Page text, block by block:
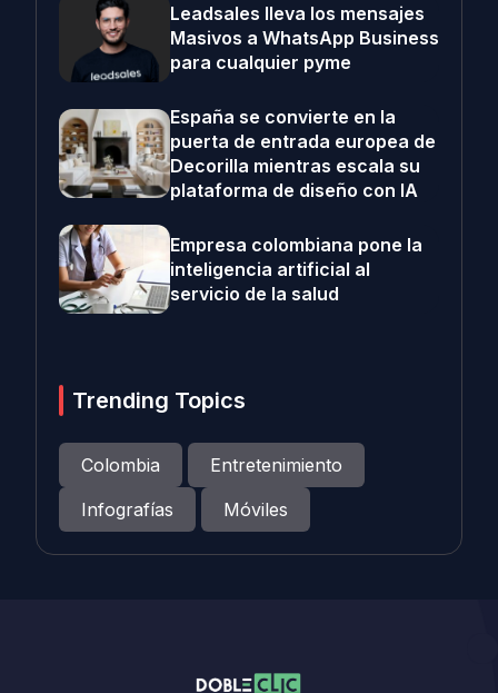
Leadsales lleva los mensajes
Masivos a WhatsApp Business
para cualquier pyme
España se convierte en la
puerta de entrada europea de
Decorilla mientras escala su
plataforma de diseño con IA
Empresa colombiana pone la
inteligencia artificial al
servicio de la salud
Trending Topics
Colombia
Entretenimiento
Infografías
Móviles